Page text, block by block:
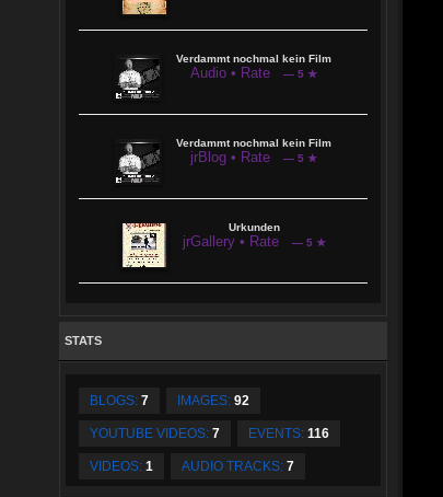
Verdammt nochmal kein Film
Audio • Rate — 5 ★
Verdammt nochmal kein Film
jrBlog • Rate — 5 ★
Urkunden
jrGallery • Rate — 5 ★
STATS
BLOGS: 7 IMAGES: 92
YOUTUBE VIDEOS: 7 EVENTS: 116
VIDEOS: 1 AUDIO TRACKS: 7